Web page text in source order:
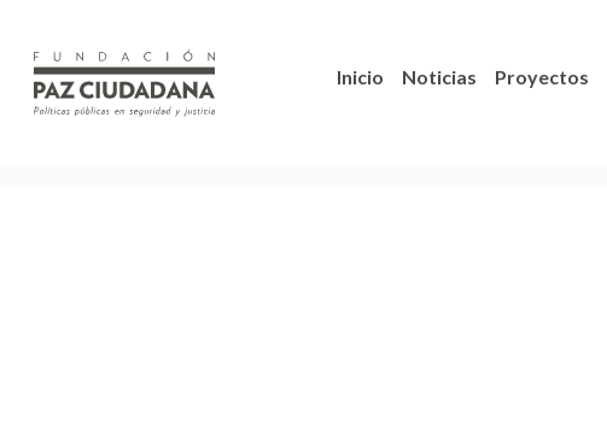
Inicio Noticias Proyectos